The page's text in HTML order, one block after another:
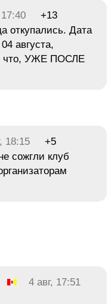
17:40
+13
откупались. Дата
августа,
что, УЖЕ ПОСЛЕ
18:15
+5
сожгли клуб
4 авг, 17:51